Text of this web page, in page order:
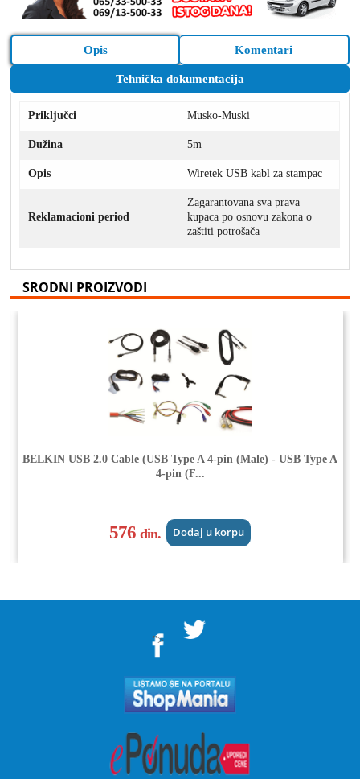
Opis
Tehnička dokumentacija
Komentari
Priključci Musko-Muski
Dužina 5m
Opis Wiretek USB kabl za stampac
Reklamacioni period
Zagarantovana sva prava
kupaca po osnovu zakona o
zaštiti potrošača
SRODNI PROIZVODI
BELKIN USB 2.0 Cable (USB Type A 4-pin (Male) - USB Type A
4-pin (F...
576din. Dodaj u korpu
">